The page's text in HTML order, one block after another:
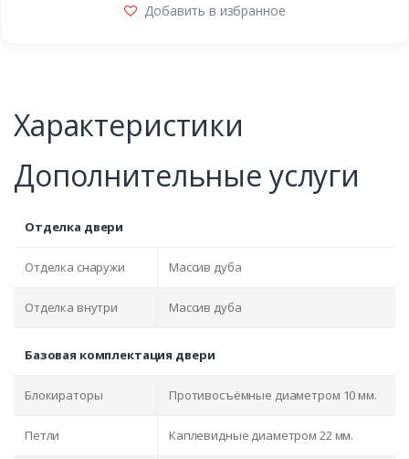
Добавить в избранное
Характеристики
Дополнительные услуги
Отделка двери
Отделка снаружи Массив дуба
Отделка внутри Массив дуба
Базовая комплектация двери
Блокираторы Противосъёмные диаметром 10 мм.
Петли Каплевидные диаметром 22 мм.